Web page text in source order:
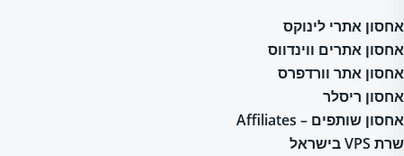
אחסון אתרי לינוקס
אחסון אתרים ווינדווס
אחסון אתר וורדפרס
אחסון ריסלר
אחסון שותפים – Affiliates
שרת VPS בישראל